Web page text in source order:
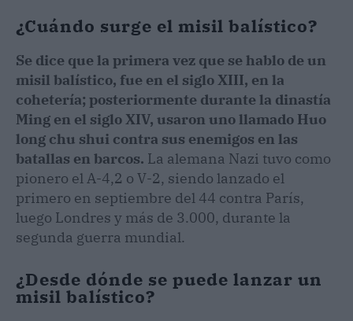
¿Cuándo surge el misil balístico?
Se dice que la primera vez que se hablo de un
misil balístico, fue en el siglo XIII, en la
cohetería; posteriormente durante la dinastía
Ming en el siglo XIV, usaron uno llamado Huo
long chu shui contra sus enemigos en las
batallas en barcos. La alemana Nazi tuvo como
pionero el A-4,2​ o V-2, siendo lanzado el
primero en septiembre del 44 contra París,
luego Londres y más de 3.000, durante la
segunda guerra mundial.
¿Desde dónde se puede lanzar un
misil balístico?